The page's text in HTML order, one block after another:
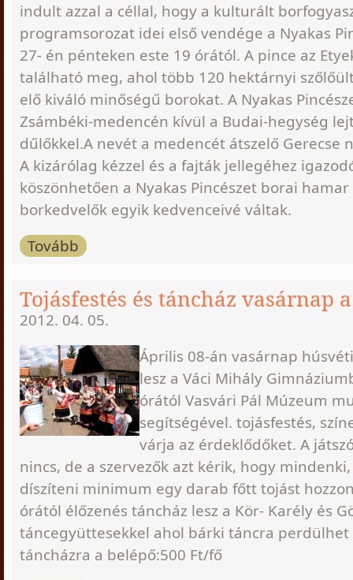
indult azzal a céllal, hogy a kulturált
programsorozat idei első vendége a Nyakas
27- én pénteken este 19 órától. A pince az
található meg, ahol több 120 hektárnyi
elő kiváló minőségű borokat. A Nyakas
Zsámbéki-medencén kívül a Budai-hegység
dűlőkkel.A nevét a medencét átszelő Gerecse
A kizárólag kézzel és a fajták jellegéhez
köszönhetően a Nyakas Pincészet borai
borkedvelők egyik kedvenceivé váltak.
Tovább
Tojásfestés és táncház vasárnap
2012. 04. 05.
Április 08-án vasárnap
lesz a Váci Mihály
órától Vasvári Pál Múzeum
segítségével. tojásfestés,
várja az érdeklődőket. A
nincs, de a szervezők azt kérik, hogy
díszíteni minimum egy darab főtt tojást
órától élőzenés táncház lesz a Kör- Karély és
táncegyüttesekkel ahol bárki táncra perdülhet
táncházra a belépő:500 Ft/fő